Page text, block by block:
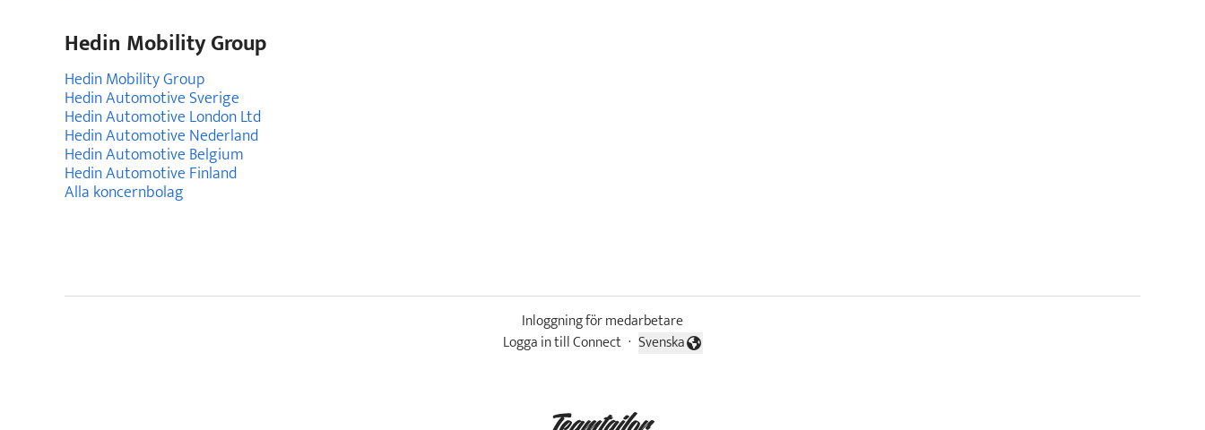
Hedin Mobility Group
Hedin Mobility Group
Hedin Automotive Sverige
Hedin Automotive London Ltd
Hedin Automotive Nederland
Hedin Automotive Belgium
Hedin Automotive Finland
Alla koncernbolag
Inloggning för medarbetare
Logga in till Connect · Byt språk
Svenska